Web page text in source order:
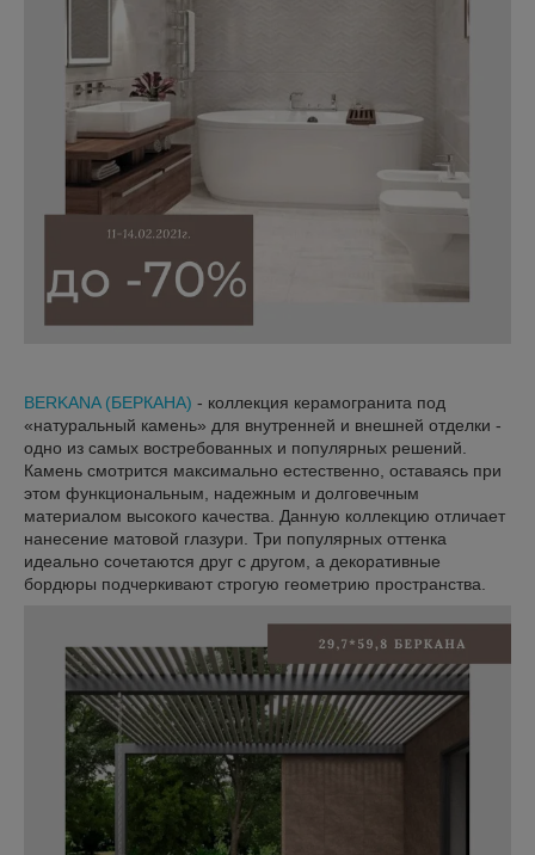
BERKANA (БЕРКАНА) - коллекция керамогранита под
«натуральный камень» для внутренней и внешней отделки -
одно из самых востребованных и популярных решений.
Камень смотрится максимально естественно, оставаясь при
этом функциональным, надежным и долговечным
материалом высокого качества. Данную коллекцию отличает
нанесение матовой глазури. Три популярных оттенка
идеально сочетаются друг с другом, а декоративные
бордюры подчеркивают строгую геометрию пространства.